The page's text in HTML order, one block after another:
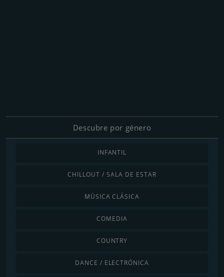
Descubre por género
INFANTIL
CHILLOUT / SALA DE ESTAR
MÚSICA CLÁSICA
COMEDIA
COUNTRY
DANCE / ELECTRÓNICA